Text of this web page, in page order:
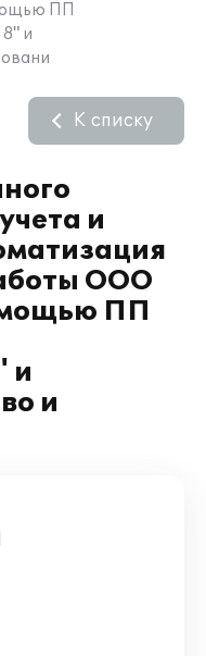
ПП
и
и
ООО
ПП
и
и
К списку